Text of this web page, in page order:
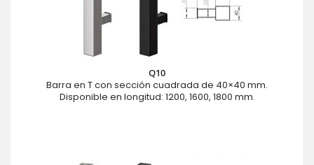
Q10
Barra en T con sección cuadrada de 40×40 mm.
Disponible en longitud: 1200, 1600, 1800 mm.